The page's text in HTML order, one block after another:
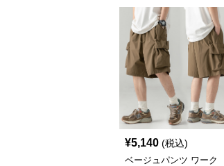
¥5,140 (税込)
ベージュパンツ ワーク